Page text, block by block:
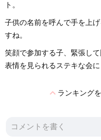
ト。
子供の名前を呼んで手を上
すね。
笑顔で参加する子、緊張し
表情を見られるステキな会に
expand_lessランキング